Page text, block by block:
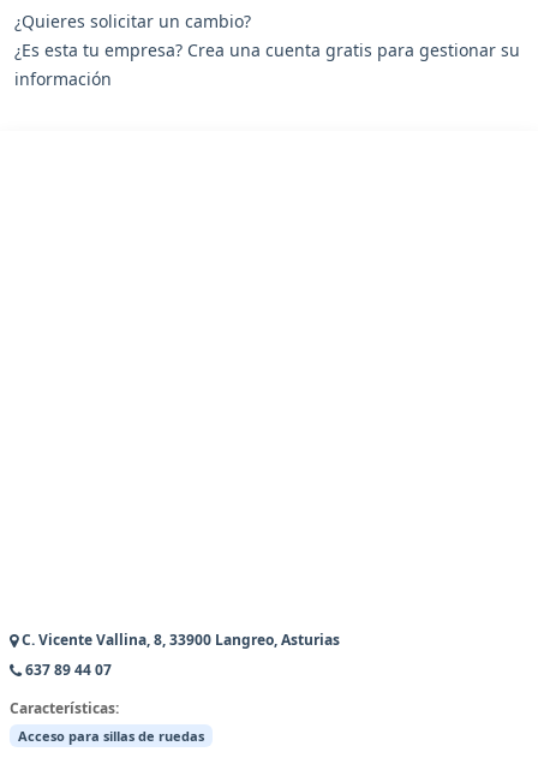
¿Quieres solicitar un cambio?
¿Es esta tu empresa? Crea una cuenta gratis para gestionar su
información
C. Vicente Vallina, 8, 33900 Langreo, Asturias
637 89 44 07
Características:
Acceso para sillas de ruedas